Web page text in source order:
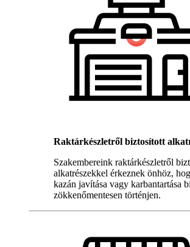
Raktárkészletről biztosított
Szakembereink raktárkészletről
alkatrészekkel érkeznek önhöz,
kazán javítása vagy karbantartása
zökkenőmentesen történjen.